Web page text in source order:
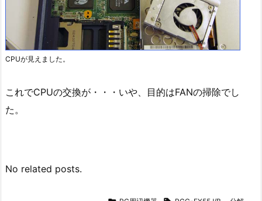
CPUが見えました。
これでCPUの交換が・・・いや、目的はFANの掃除でし
た。
No related posts.